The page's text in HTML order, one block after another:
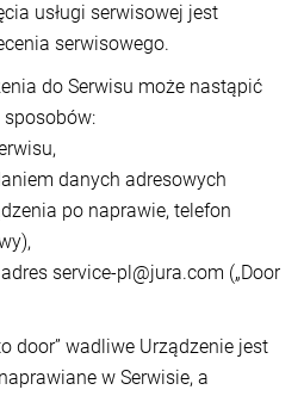
usługi serwisowej jest
serwisowego.
do Serwisu może nastąpić
danych adresowych
po naprawie, telefon
service-pl@jura.com („Door
door” wadliwe Urządzenie jest
w Serwisie, a